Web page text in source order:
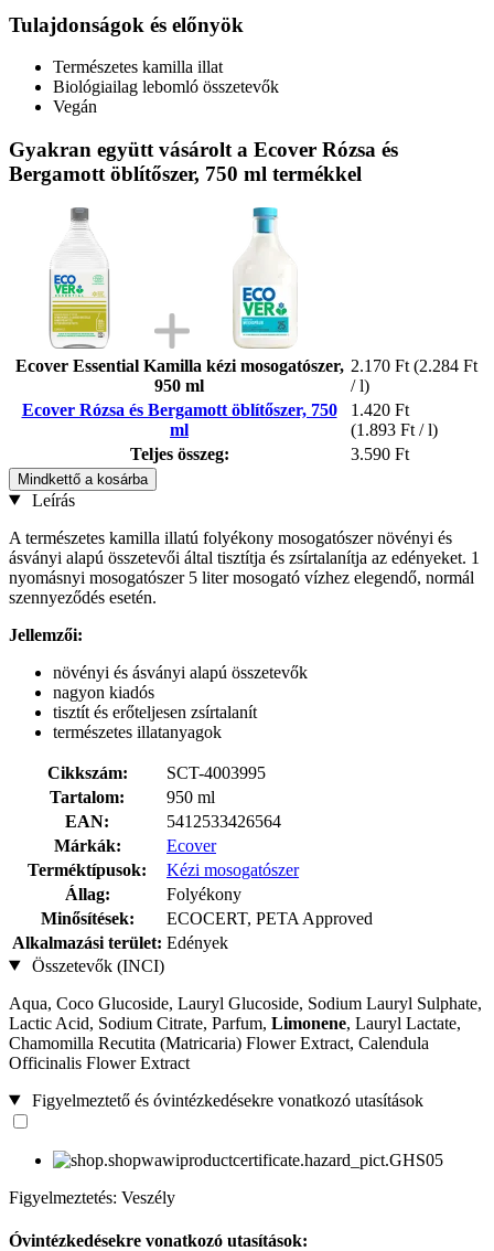
Tulajdonságok és előnyök
Természetes kamilla illat
Biológiailag lebomló összetevők
Vegán
Gyakran együtt vásárolt a Ecover Rózsa és
Bergamott öblítőszer, 750 ml termékkel
Ecover Essential Kamilla kézi mosogatószer,
950 ml
2.170 Ft (2.284 Ft
/ l)
Ecover Rózsa és Bergamott öblítőszer, 750
ml
1.420 Ft
(1.893 Ft / l)
Teljes összeg:
3.590 Ft
Mindkettő a kosárba
Leírás
A természetes kamilla illatú folyékony mosogatószer növényi és
ásványi alapú összetevői által tisztítja és zsírtalanítja az edényeket. 1
nyomásnyi mosogatószer 5 liter mosogató vízhez elegendő, normál
szennyeződés esetén.
Jellemzői:
növényi és ásványi alapú összetevők
nagyon kiadós
tisztít és erőteljesen zsírtalanít
természetes illatanyagok
Cikkszám:
SCT-4003995
Tartalom:
950 ml
EAN:
5412533426564
Márkák:
Ecover
Terméktípusok:
Kézi mosogatószer
Állag:
Folyékony
Minősítések:
ECOCERT, PETA Approved
Alkalmazási terület: Edények
Összetevők (INCI)
Aqua, Coco Glucoside, Lauryl Glucoside, Sodium Lauryl Sulphate,
Lactic Acid, Sodium Citrate, Parfum, Limonene, Lauryl Lactate,
Chamomilla Recutita (Matricaria) Flower Extract, Calendula
Officinalis Flower Extract
Figyelmeztető és óvintézkedésekre vonatkozó utasítások
Figyelmeztetés: Veszély
Óvintézkedésekre vonatkozó utasítások: